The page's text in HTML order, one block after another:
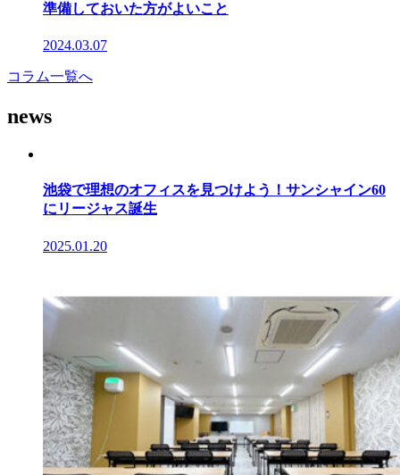
準備しておいた方がよいこと
2024.03.07
コラム一覧へ
news
池袋で理想のオフィスを見つけよう！サンシャイン60
にリージャス誕生
2025.01.20